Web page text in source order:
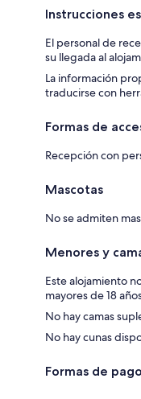
Instrucciones
El personal de
su llegada al
La información
traducirse con
Formas de
Recepción con
Mascotas
No se admiten
Menores y
Este alojamiento
mayores de 18
No hay camas
No hay cunas
Formas de pago